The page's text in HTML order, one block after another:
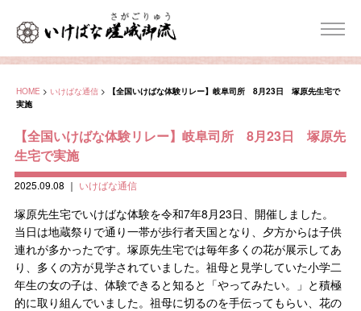
HOME > いけばな通信 >
【全国いけばな体験リレー】岐阜司所 8月23日 塚原先生宅で
実施
【全国いけばな体験リレー】岐阜司所 8月23日 塚原先
生宅で実施
2025.09.08 ｜ いけばな通信
塚原先生宅でいけばな体験を令和7年8月23日、開催しました。
当日は地蔵祭りで通り一帯が歩行者天国となり、夕方からは子供
連れが多かったです。塚原先生宅では毎年多くの花が展示してあ
り、多くの方が見学されていました。祖母と見学していた小学二
年生の女の子は、体験できると知ると「やってみたい。」と積極
的に取り組んでいました。祖母に切るのを手伝ってもらい、花の